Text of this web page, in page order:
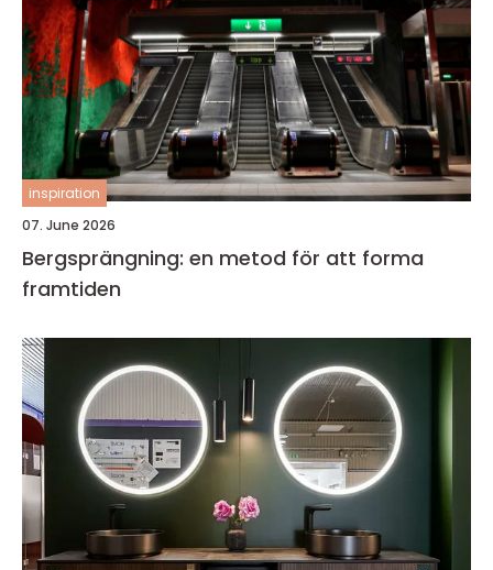
inspiration
07. June 2026
Bergsprängning: en metod för att forma
framtiden